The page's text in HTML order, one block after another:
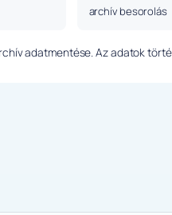
archív besorolás
adatmentése. Az adatok